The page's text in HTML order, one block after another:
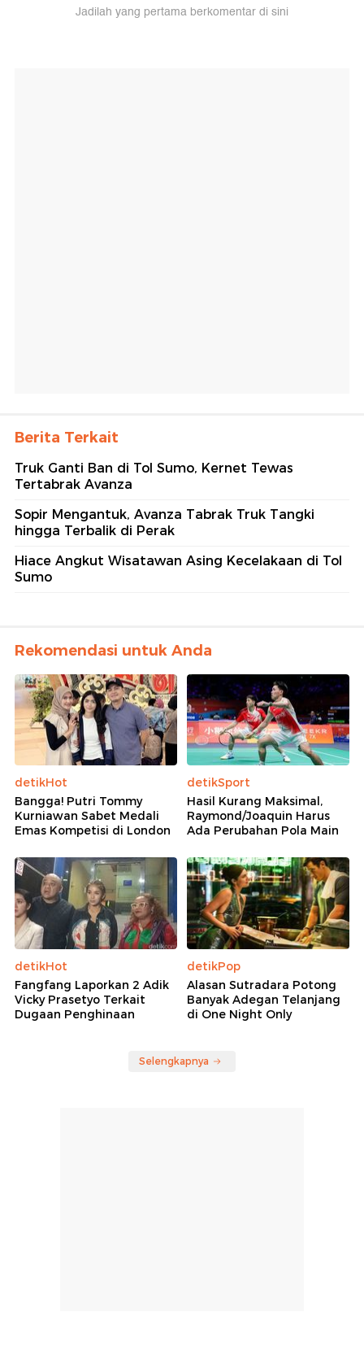
Jadilah yang pertama berkomentar di sini
Berita Terkait
Truk Ganti Ban di Tol Sumo, Kernet Tewas
Tertabrak Avanza
Sopir Mengantuk, Avanza Tabrak Truk Tangki
hingga Terbalik di Perak
Hiace Angkut Wisatawan Asing Kecelakaan di Tol
Sumo
Rekomendasi untuk Anda
detikHot
Bangga! Putri Tommy
Kurniawan Sabet Medali
Emas Kompetisi di London
detikSport
Hasil Kurang Maksimal,
Raymond/Joaquin Harus
Ada Perubahan Pola Main
detikHot
Fangfang Laporkan 2 Adik
Vicky Prasetyo Terkait
Dugaan Penghinaan
detikPop
Alasan Sutradara Potong
Banyak Adegan Telanjang
di One Night Only
Selengkapnya